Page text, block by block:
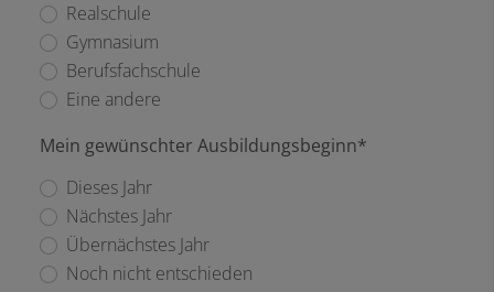
Realschule
Gymnasium
Berufsfachschule
Eine andere
Mein gewünschter Ausbildungsbeginn*
Dieses Jahr
Nächstes Jahr
Übernächstes Jahr
Noch nicht entschieden